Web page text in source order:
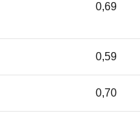
0,69
0,59
0,70